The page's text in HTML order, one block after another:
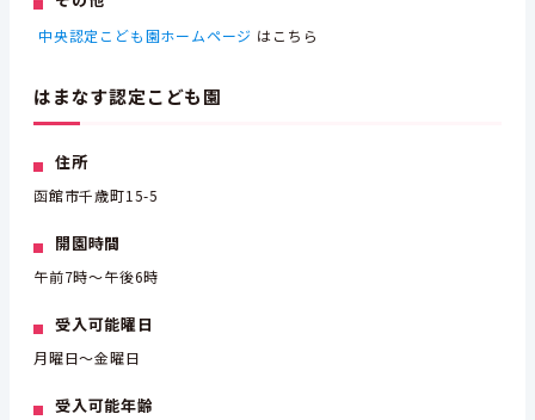
中央認定こども園ホームページ はこちら
はまなす認定こども園
住所
函館市千歳町15-5
開園時間
午前7時～午後6時
受入可能曜日
月曜日～金曜日
受入可能年齢